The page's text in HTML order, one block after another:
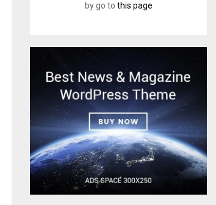
by go to this page